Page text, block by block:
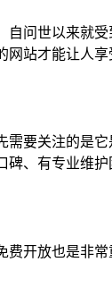
自问世以来就
站才能让人
需要关注的是
、有专业维护
费开放也是非